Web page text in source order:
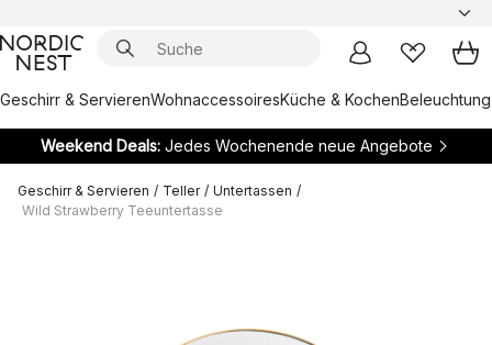
Geschirr & ServierenWohnaccessoiresKüche & KochenBeleuchtung
Weekend Deals:Jedes Wochenende neue Angebote
Geschirr & Servieren / Teller / Untertassen /
Wild Strawberry Teeuntertasse